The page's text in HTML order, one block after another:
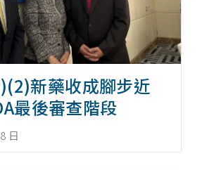
新藥收成腳步近
最後審查階段
日